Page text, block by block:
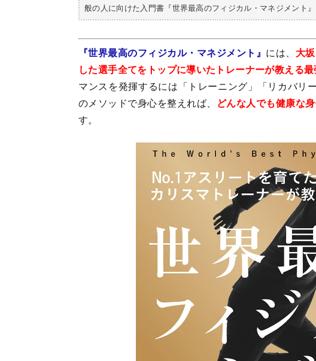
般の人に向けた入門書『世界最高のフィジカル・マネジメント』
『世界最高のフィジカル・マネジメント』 には、 大
した選手全てをトップに導いたトレーナーが教える
マンスを発揮するには「トレーニング」「リカバリ
のメソッドで身心を整えれば、 どんな人でも健康な
す。